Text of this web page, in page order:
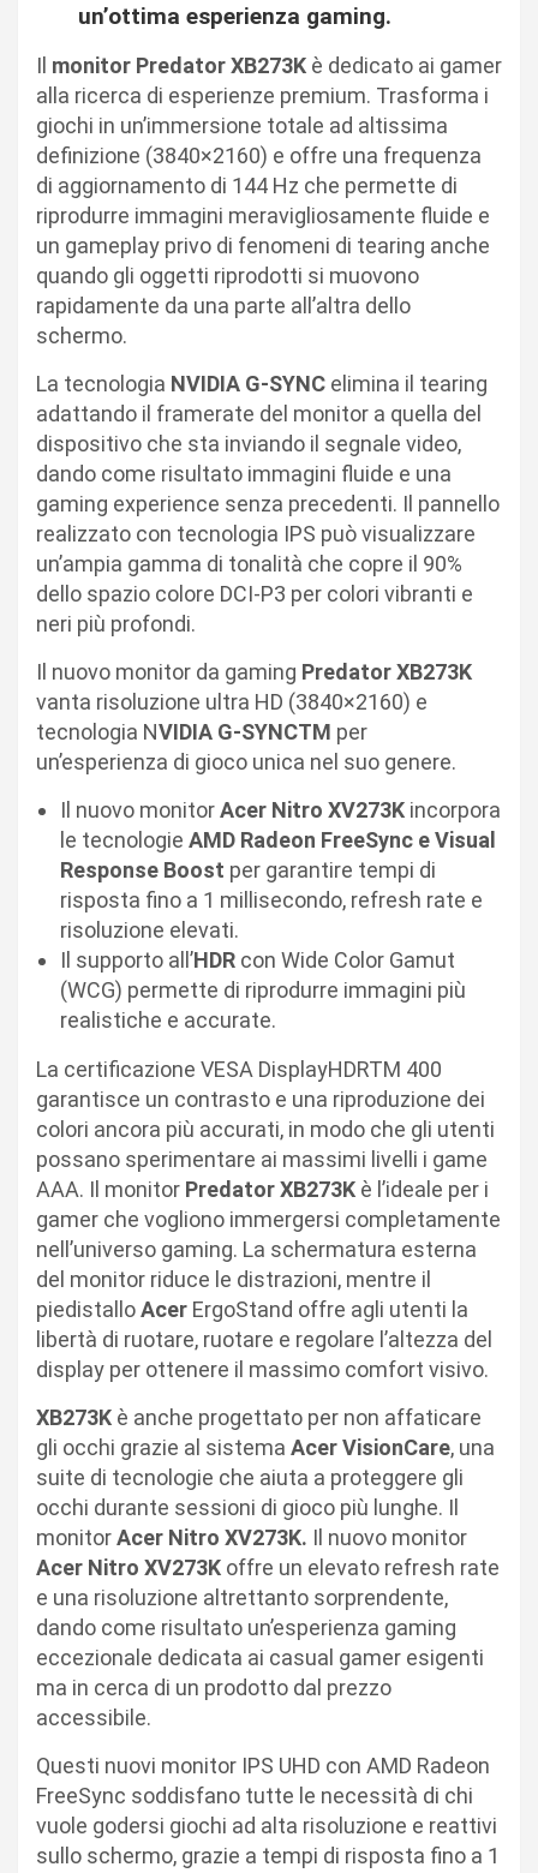
un’ottima esperienza gaming.
Il monitor Predator XB273K è dedicato ai gamer
alla ricerca di esperienze premium. Trasforma i
giochi in un’immersione totale ad altissima
definizione (3840×2160) e offre una frequenza
di aggiornamento di 144 Hz che permette di
riprodurre immagini meravigliosamente fluide e
un gameplay privo di fenomeni di tearing anche
quando gli oggetti riprodotti si muovono
rapidamente da una parte all’altra dello
schermo.
La tecnologia NVIDIA G-SYNC elimina il tearing
adattando il framerate del monitor a quella del
dispositivo che sta inviando il segnale video,
dando come risultato immagini fluide e una
gaming experience senza precedenti. Il pannello
realizzato con tecnologia IPS può visualizzare
un’ampia gamma di tonalità che copre il 90%
dello spazio colore DCI-P3 per colori vibranti e
neri più profondi.
Il nuovo monitor da gaming Predator XB273K
vanta risoluzione ultra HD (3840×2160) e
tecnologia NVIDIA G-SYNCTM per
un’esperienza di gioco unica nel suo genere.
Il nuovo monitorAcer Nitro XV273K incorpora
le tecnologie AMD Radeon FreeSync e Visual
Response Boost per garantire tempi di
risposta fino a 1 millisecondo, refresh rate e
risoluzione elevati.
Il supporto all’HDR con Wide Color Gamut
(WCG) permette di riprodurre immagini più
realistiche e accurate.
La certificazione VESA DisplayHDRTM 400
garantisce un contrasto e una riproduzione dei
colori ancora più accurati, in modo che gli utenti
possano sperimentare ai massimi livelli i game
AAA. Il monitor Predator XB273K è l’ideale per i
gamer che vogliono immergersi completamente
nell’universo gaming. La schermatura esterna
del monitor riduce le distrazioni, mentre il
piedistalloAcer ErgoStand offre agli utenti la
libertà di ruotare, ruotare e regolare l’altezza del
display per ottenere il massimo comfort visivo.
XB273K è anche progettato per non affaticare
gli occhi grazie al sistema Acer VisionCare, una
suite di tecnologie che aiuta a proteggere gli
occhi durante sessioni di gioco più lunghe. Il
monitorAcer Nitro XV273K. Il nuovo monitor
Acer Nitro XV273K offre un elevato refresh rate
e una risoluzione altrettanto sorprendente,
dando come risultato un’esperienza gaming
eccezionale dedicata ai casual gamer esigenti
ma in cerca di un prodotto dal prezzo
accessibile.
Questi nuovi monitor IPS UHD con AMD Radeon
FreeSync soddisfano tutte le necessità di chi
vuole godersi giochi ad alta risoluzione e reattivi
sullo schermo, grazie a tempi di risposta fino a 1